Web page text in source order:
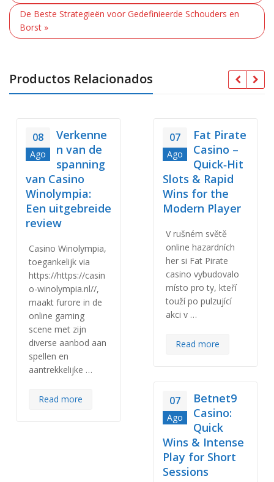
De Beste Strategieën voor Gedefinieerde Schouders en
Borst »
Productos Relacionados
08
Ago
Verkenne
n van de
spanning
van Casino
Winolympia:
Een uitgebreide
review
Casino Winolympia,
toegankelijk via
https://https://casin
o-winolympia.nl//,
maakt furore in de
online gaming
scene met zijn
diverse aanbod aan
spellen en
aantrekkelijke …
Read more
07
Ago
Fat Pirate
Casino –
Quick‑Hit
Slots & Rapid
Wins for the
Modern Player
V rušném světě
online hazardních
her si Fat Pirate
casino vybudovalo
místo pro ty, kteří
touží po pulzující
akci v …
Read more
07
Ago
Betnet9
Casino:
Quick
Wins & Intense
Play for Short
Sessions